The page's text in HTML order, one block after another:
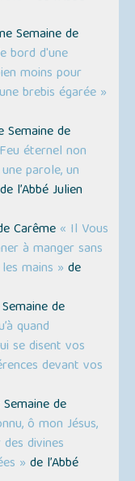
Semaine de
bord d'une
moins pour
brebis égarée »
Semaine de
éternel non
parole, un
de l’Abbé Julien
Carême « Il Vous
à manger sans
mains » de
de
quand
se disent vos
devant vos
de
ô mon Jésus,
divines
» de l’Abbé